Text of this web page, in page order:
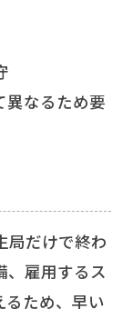
異なるため要
局だけで終わ
、雇用するス
るため、早い